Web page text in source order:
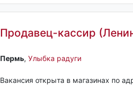
Продавец-кассир
Пермь‎, Улыбка радуги
Вакансия открыта в магазинах по